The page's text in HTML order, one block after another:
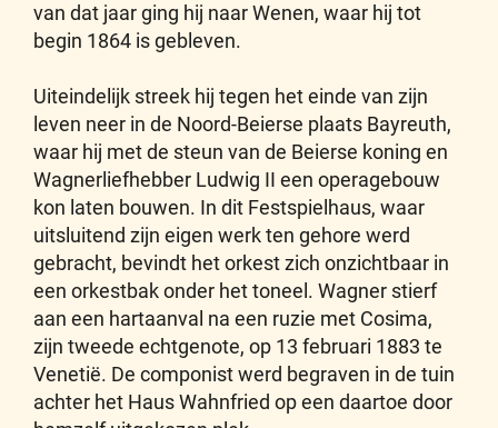
van dat jaar ging hij naar Wenen, waar hij tot
begin 1864 is gebleven.
Uiteindelijk streek hij tegen het einde van zijn
leven neer in de Noord-Beierse plaats Bayreuth,
waar hij met de steun van de Beierse koning en
Wagnerliefhebber Ludwig II een operagebouw
kon laten bouwen. In dit Festspielhaus, waar
uitsluitend zijn eigen werk ten gehore werd
gebracht, bevindt het orkest zich onzichtbaar in
een orkestbak onder het toneel. Wagner stierf
aan een hartaanval na een ruzie met Cosima,
zijn tweede echtgenote, op 13 februari 1883 te
Venetië. De componist werd begraven in de tuin
achter het Haus Wahnfried op een daartoe door